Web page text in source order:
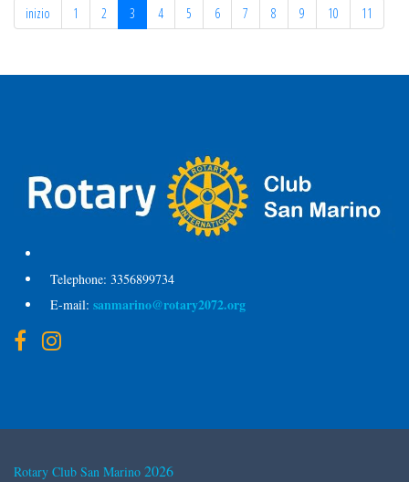
inizio 1 2 3 4 5 6 7 8 9 10 11
Telephone: 3356899734
E-mail: sanmarino@rotary2072.org
Rotary Club San Marino 2026